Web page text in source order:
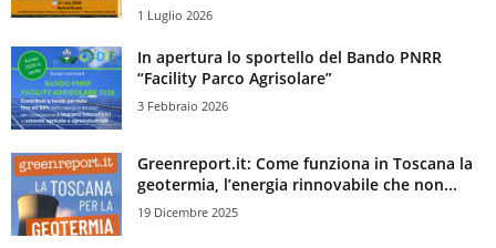
1 Luglio 2026
In apertura lo sportello del Bando PNRR
“Facility Parco Agrisolare”
3 Febbraio 2026
Greenreport.it: Come funziona in Toscana la
geotermia, l’energia rinnovabile che non...
19 Dicembre 2025